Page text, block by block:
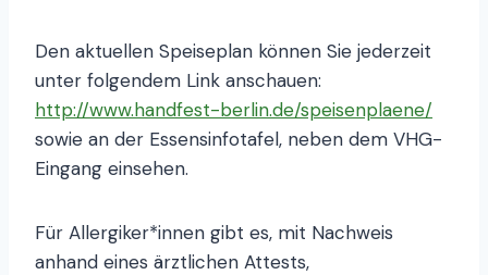
Den aktuellen Speiseplan können Sie jederzeit
unter folgendem Link anschauen:
http://www.handfest-berlin.de/speisenplaene/
sowie an der Essensinfotafel, neben dem VHG-
Eingang einsehen.
Für Allergiker*innen gibt es, mit Nachweis
anhand eines ärztlichen Attests,